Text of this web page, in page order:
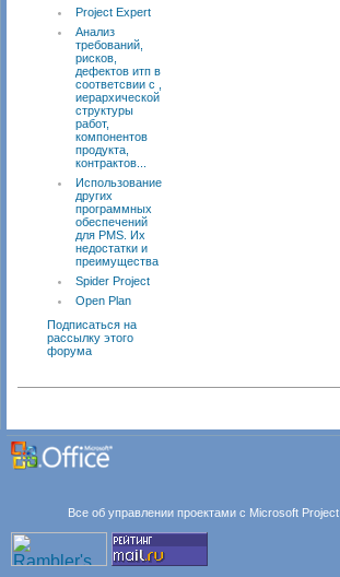
Project Expert
Анализ
требований,
рисков,
дефектов итп в
соответсвии с ,
иерархической
структуры
работ,
компонентов
продукта,
контрактов...
Использование
других
программных
обеспечений
для PMS. Их
недостатки и
преимущества
Spider Project
Open Plan
Подписаться на
рассылку этого
форума
Все об управлении проектами с Microsoft Project